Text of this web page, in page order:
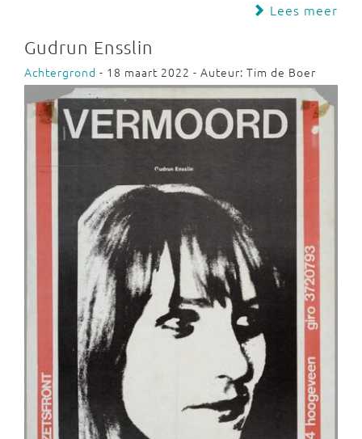
Lees meer
Gudrun Ensslin
Achtergrond - 18 maart 2022 - Auteur: Tim de Boer